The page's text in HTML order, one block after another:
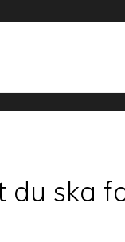
du ska